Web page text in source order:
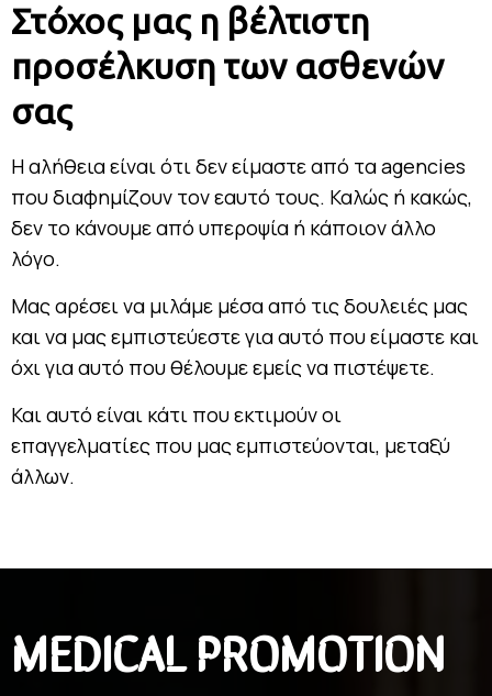
Στόχος μας η βέλτιστη
προσέλκυση των ασθενών
σας
Η αλήθεια είναι ότι δεν είμαστε από τα agencies
που διαφημίζουν τον εαυτό τους. Καλώς ή κακώς,
δεν το κάνουμε από υπεροψία ή κάποιον άλλο
λόγο.
Μας αρέσει να μιλάμε μέσα από τις δουλειές μας
και να μας εμπιστεύεστε για αυτό που είμαστε και
όχι για αυτό που θέλουμε εμείς να πιστέψετε.
Και αυτό είναι κάτι που εκτιμούν οι
επαγγελματίες που μας εμπιστεύονται, μεταξύ
άλλων.
MEDICAL PROMOTION